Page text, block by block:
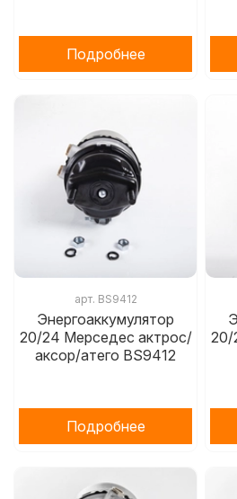
Подробнее
арт. BS9412
Энергоаккумулятор
20/24 Мерседес актрос/
аксор/атего BS9412
Подробнее
20/